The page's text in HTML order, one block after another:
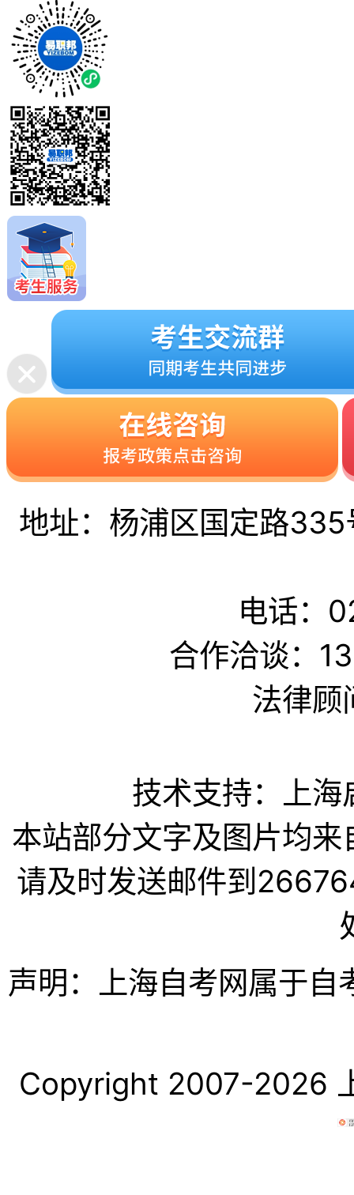
地址：杨浦区国定路
电话：
合作洽谈：
法律顾
技术支持：上
本站部分文字及图片均
请及时发送邮件到
声明：上海自考网属于自
Copyright 2007-2026